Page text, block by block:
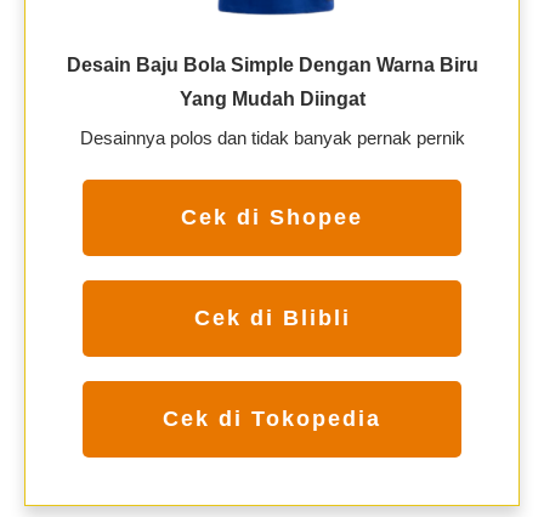
Desain Baju Bola Simple Dengan Warna Biru
Yang Mudah Diingat
Desainnya polos dan tidak banyak pernak pernik
Cek di Shopee
Cek di Blibli
Cek di Tokopedia